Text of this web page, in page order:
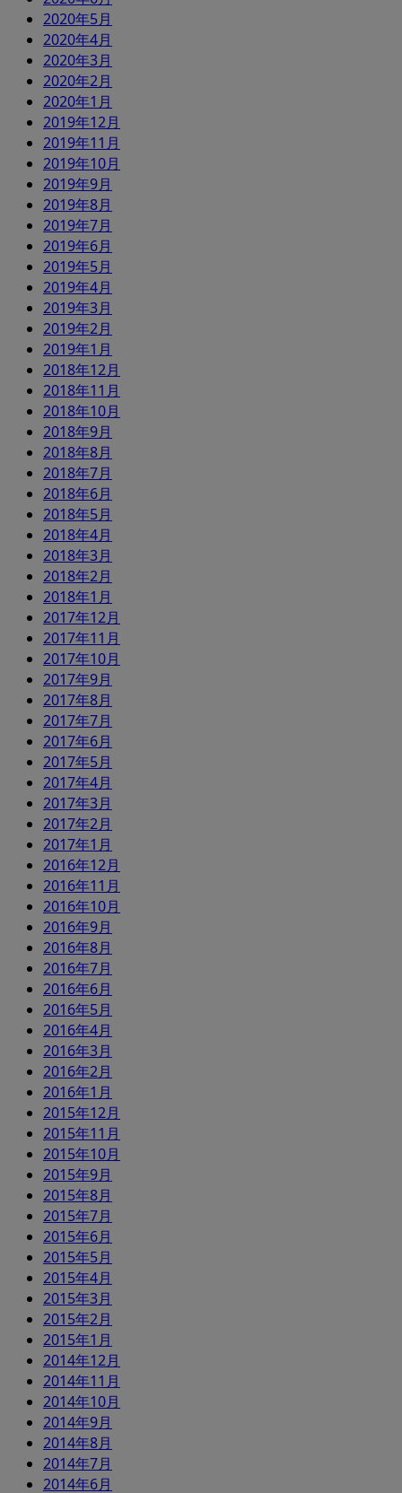
2020年5月
2020年4月
2020年3月
2020年2月
2020年1月
2019年12月
2019年11月
2019年10月
2019年9月
2019年8月
2019年7月
2019年6月
2019年5月
2019年4月
2019年3月
2019年2月
2019年1月
2018年12月
2018年11月
2018年10月
2018年9月
2018年8月
2018年7月
2018年6月
2018年5月
2018年4月
2018年3月
2018年2月
2018年1月
2017年12月
2017年11月
2017年10月
2017年9月
2017年8月
2017年7月
2017年6月
2017年5月
2017年4月
2017年3月
2017年2月
2017年1月
2016年12月
2016年11月
2016年10月
2016年9月
2016年8月
2016年7月
2016年6月
2016年5月
2016年4月
2016年3月
2016年2月
2016年1月
2015年12月
2015年11月
2015年10月
2015年9月
2015年8月
2015年7月
2015年6月
2015年5月
2015年4月
2015年3月
2015年2月
2015年1月
2014年12月
2014年11月
2014年10月
2014年9月
2014年8月
2014年7月
2014年6月